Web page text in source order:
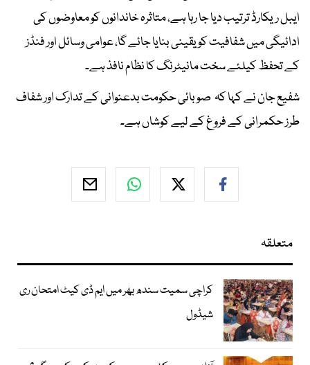
ایبل ریکارڈ ترتیب دیا جا رہا ہے، متاثرہ خاندانوں کو معاوضوں کی
ادائیگی میں شفافیت کو یقینی بنایا جائے گا، عوامی وسائل اور فنڈز
کے تحفظ کیلئے سخت مانیٹرنگ کا نظام نافذ ہے۔
شفیع جان نے کہا کہ صوبائی حکومت بدعنوانی کے تدارک اور شفاف
طرز حکمرانی کے فروغ کے لیے کوشاں ہے۔
متعلقہ
کراچی سمیت سندھ بھر میں ایم ڈی کیٹ امتحان ری
شیڈول